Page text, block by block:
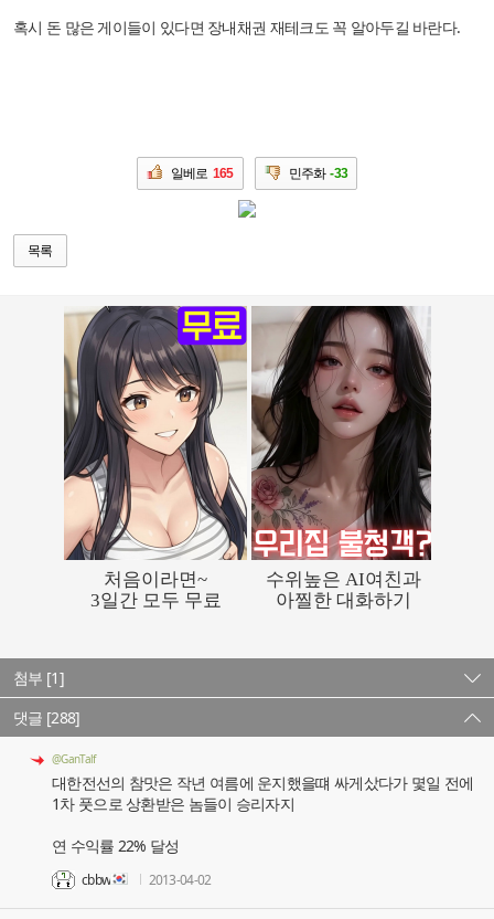
혹시 돈 많은 게이들이 있다면 장내채권 재테크도 꼭 알아두길 바란다.
일베로 165 민주화 -33
목록
첨부 [1]
댓글 [288]
@GanTalf
대한전선의 참맛은 작년 여름에 운지했을떄 싸게샀다가 몇일 전에
1차 풋으로 상환받은 놈들이 승리자지
연 수익률 22% 달성
cbbw 2013-04-02